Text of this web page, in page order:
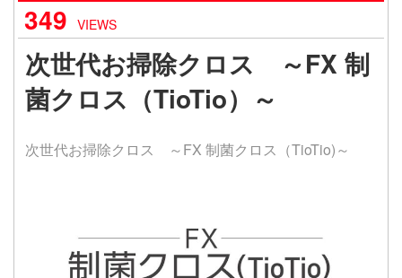
349 VIEWS
次世代お掃除クロス ～FX 制
菌クロス（TioTio）～
次世代お掃除クロス ～FX 制菌クロス（TioTio)～